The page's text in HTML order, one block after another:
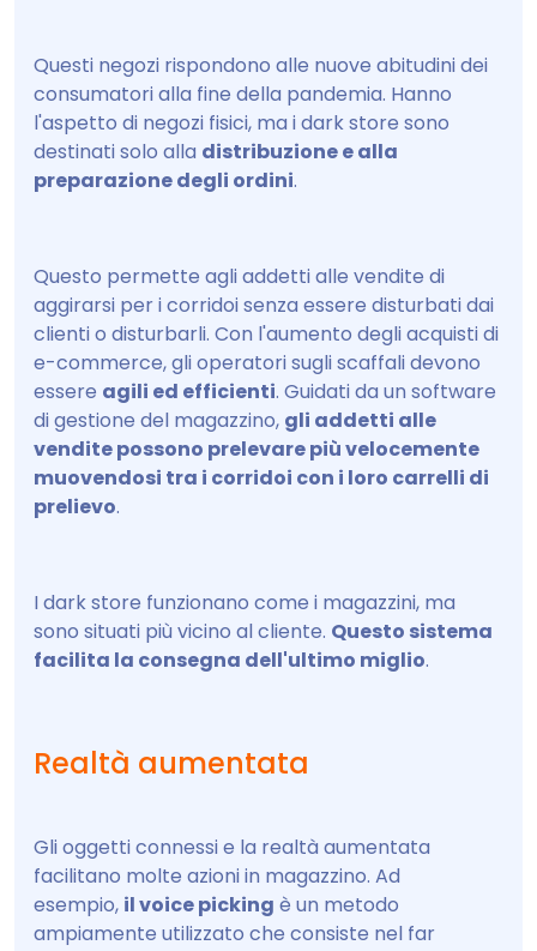
Questi negozi rispondono alle nuove abitudini dei
consumatori alla fine della pandemia. Hanno
l'aspetto di negozi fisici, ma i dark store sono
destinati solo alla distribuzione e alla
preparazione degli ordini.
Questo permette agli addetti alle vendite di
aggirarsi per i corridoi senza essere disturbati dai
clienti o disturbarli. Con l'aumento degli acquisti di
e-commerce, gli operatori sugli scaffali devono
essere agili ed efficienti. Guidati da un software
di gestione del magazzino, gli addetti alle
vendite possono prelevare più velocemente
muovendosi tra i corridoi con i loro carrelli di
prelievo.
I dark store funzionano come i magazzini, ma
sono situati più vicino al cliente. Questo sistema
facilita la consegna dell'ultimo miglio.
Realtà aumentata
Gli oggetti connessi e la realtà aumentata
facilitano molte azioni in magazzino. Ad
esempio, il voice picking è un metodo
ampiamente utilizzato che consiste nel far